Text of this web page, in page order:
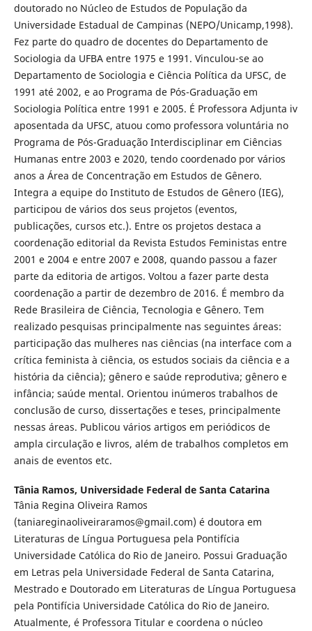
doutorado no Núcleo de Estudos de População da
Universidade Estadual de Campinas (NEPO/Unicamp,1998).
Fez parte do quadro de docentes do Departamento de
Sociologia da UFBA entre 1975 e 1991. Vinculou-se ao
Departamento de Sociologia e Ciência Política da UFSC, de
1991 até 2002, e ao Programa de Pós-Graduação em
Sociologia Política entre 1991 e 2005. É Professora Adjunta iv
aposentada da UFSC, atuou como professora voluntária no
Programa de Pós-Graduação Interdisciplinar em Ciências
Humanas entre 2003 e 2020, tendo coordenado por vários
anos a Área de Concentração em Estudos de Gênero.
Integra a equipe do Instituto de Estudos de Gênero (IEG),
participou de vários dos seus projetos (eventos,
publicações, cursos etc.). Entre os projetos destaca a
coordenação editorial da Revista Estudos Feministas entre
2001 e 2004 e entre 2007 e 2008, quando passou a fazer
parte da editoria de artigos. Voltou a fazer parte desta
coordenação a partir de dezembro de 2016. É membro da
Rede Brasileira de Ciência, Tecnologia e Gênero. Tem
realizado pesquisas principalmente nas seguintes áreas:
participação das mulheres nas ciências (na interface com a
crítica feminista à ciência, os estudos sociais da ciência e a
história da ciência); gênero e saúde reprodutiva; gênero e
infância; saúde mental. Orientou inúmeros trabalhos de
conclusão de curso, dissertações e teses, principalmente
nessas áreas. Publicou vários artigos em periódicos de
ampla circulação e livros, além de trabalhos completos em
anais de eventos etc.
Tânia Ramos, Universidade Federal de Santa Catarina
Tânia Regina Oliveira Ramos
(taniareginaoliveiraramos@gmail.com) é doutora em
Literaturas de Língua Portuguesa pela Pontifícia
Universidade Católica do Rio de Janeiro. Possui Graduação
em Letras pela Universidade Federal de Santa Catarina,
Mestrado e Doutorado em Literaturas de Língua Portuguesa
pela Pontifícia Universidade Católica do Rio de Janeiro.
Atualmente, é Professora Titular e coordena o núcleo